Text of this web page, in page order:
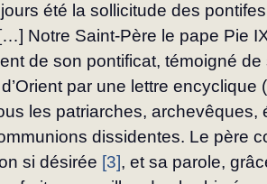
été la sollicitude des
Notre Saint-Père le pape Pie
de son ponti­ficat, témoigné
par une lettre en­cyclique
les patriarches, archevêques,
dissidentes. Le père
si désirée [3], et sa parole,